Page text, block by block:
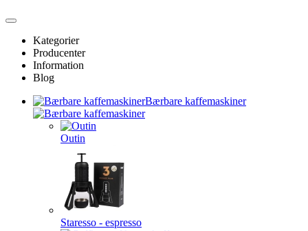
Kategorier
Producenter
Information
Blog
Bærbare kaffemaskiner
Outin
Staresso - espresso